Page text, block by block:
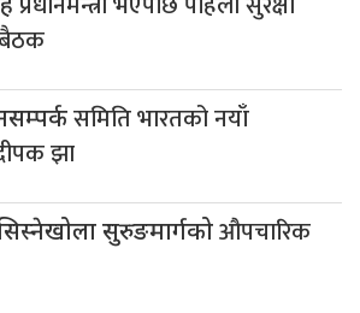
समिति भारतको नयाँ
झा
सुरुङमार्गकोऔपचारिक